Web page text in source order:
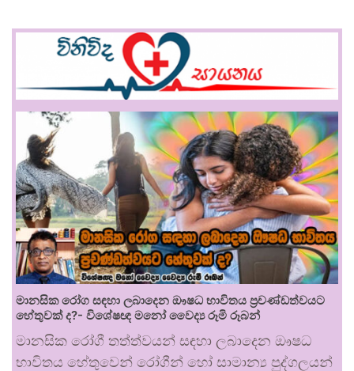
මානසික රෝග සඳහා ලබාදෙන ඖෂධ භාවිතය ප්‍රචණ්ඩත්වයට
හේතුවක් ද?- විශේෂඥ මනෝ වෛද්‍ය රූමි රූබන්
මානසික රෝගී තත්ත්වයන් සඳහා ලබාදෙන ඖෂධ
භාවිතය හේතුවෙන් රෝගීන් හෝ සාමාන්‍ය පුද්ගලයන්